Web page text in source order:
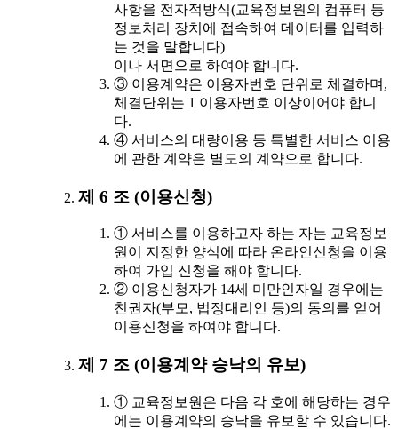
사항을 전자적방식(교육정보원의 컴퓨터 등
정보처리 장치에 접속하여 데이터를 입력하
는 것을 말합니다)
이나 서면으로 하여야 합니다.
③ 이용계약은 이용자번호 단위로 체결하며,
체결단위는 1 이용자번호 이상이어야 합니
다.
④ 서비스의 대량이용 등 특별한 서비스 이용
에 관한 계약은 별도의 계약으로 합니다.
제 6 조 (이용신청)
① 서비스를 이용하고자 하는 자는 교육정보
원이 지정한 양식에 따라 온라인신청을 이용
하여 가입 신청을 해야 합니다.
② 이용신청자가 14세 미만인자일 경우에는
친권자(부모, 법정대리인 등)의 동의를 얻어
이용신청을 하여야 합니다.
제 7 조 (이용계약 승낙의 유보)
① 교육정보원은 다음 각 호에 해당하는 경우
에는 이용계약의 승낙을 유보할 수 있습니다.